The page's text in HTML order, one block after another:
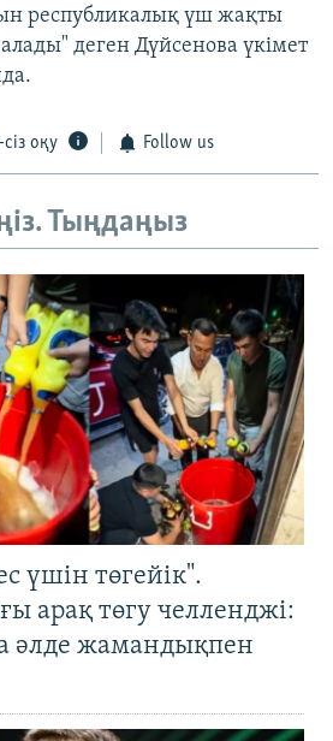
республикалық үш жақты
деген Дүйсенова үкімет
оқу Follow us
Тыңдаңыз
үшін төгейік".
арақ төгу челленджі:
жамандықпен